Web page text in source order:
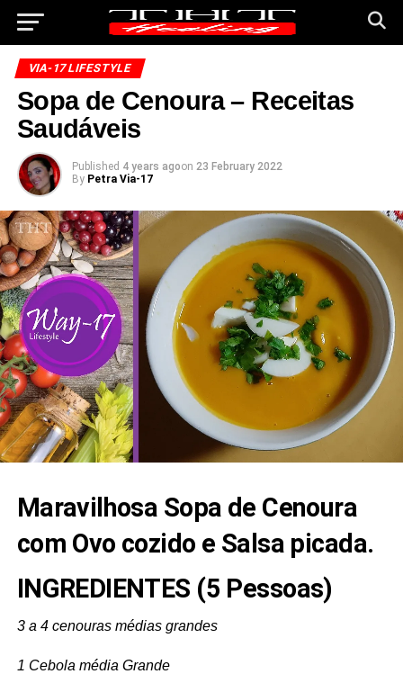
VIA-17 LIFESTYLE
Sopa de Cenoura – Receitas
Saudáveis
Published 4 years agoon 23 February 2022
By Petra Via-17
Maravilhosa Sopa de Cenoura
com Ovo cozido e Salsa picada.
INGREDIENTES (5 Pessoas)
3 a 4 cenouras médias grandes
1 Cebola média Grande